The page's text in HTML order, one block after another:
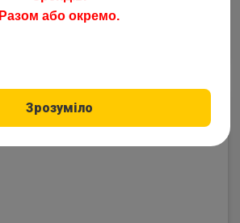
+
Разом або окремо.
Зрозуміло